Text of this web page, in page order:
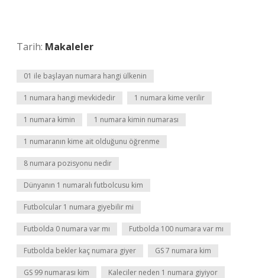
Tarih: Makaleler
01 ile başlayan numara hangi ülkenin
1 numara hangi mevkidedir 1 numara kime verilir
1 numara kimin 1 numara kimin numarası
1 numaranın kime ait olduğunu öğrenme
8 numara pozisyonu nedir
Dünyanın 1 numaralı futbolcusu kim
Futbolcular 1 numara giyebilir mi
Futbolda 0 numara var mı Futbolda 100 numara var mı
Futbolda bekler kaç numara giyer GS 7 numara kim
GS 99 numarası kim Kaleciler neden 1 numara giyiyor